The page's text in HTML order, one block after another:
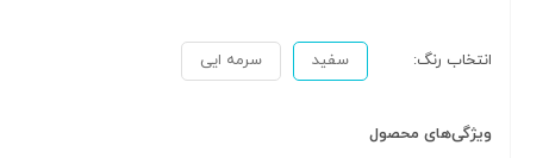
انتخاب رنگ: سفید سرمه ایی
ویژگی‌های محصول